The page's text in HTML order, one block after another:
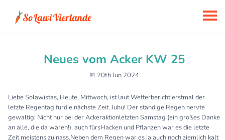
Neues vom Acker KW 25
20th Jun 2024
Liebe Solawistas, Heute, Mittwoch, ist laut Wetterbericht erstmal der
letzte Regentag fürdie nächste Zeit. Juhu! Der ständige Regen nervte
gewaltig: Nicht nur bei der Ackeraktionletzten Samstag (ein großes Danke
an alle, die da waren!), auch fürsHacken und Pflanzen war es die letzte
Zeit meistens zu nass.Neben dem Regen war es ja auch noch ziemlich kalt